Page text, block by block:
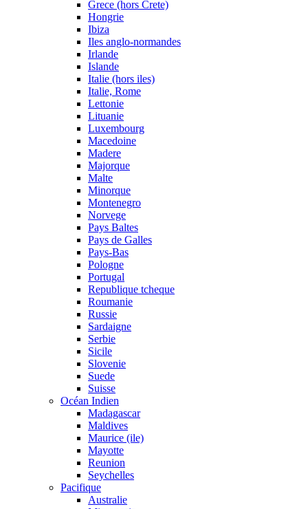
Grece (hors Crete)
Hongrie
Ibiza
Iles anglo-normandes
Irlande
Islande
Italie (hors iles)
Italie, Rome
Lettonie
Lituanie
Luxembourg
Macedoine
Madere
Majorque
Malte
Minorque
Montenegro
Norvege
Pays Baltes
Pays de Galles
Pays-Bas
Pologne
Portugal
Republique tcheque
Roumanie
Russie
Sardaigne
Serbie
Sicile
Slovenie
Suede
Suisse
Océan Indien
Madagascar
Maldives
Maurice (ile)
Mayotte
Reunion
Seychelles
Pacifique
Australie